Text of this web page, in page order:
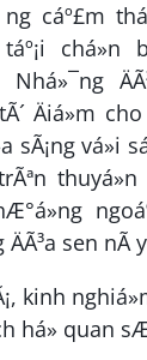
cáº£m
chá»n
Äiá»m
sÃ¡ng vá»i
sen nÃ